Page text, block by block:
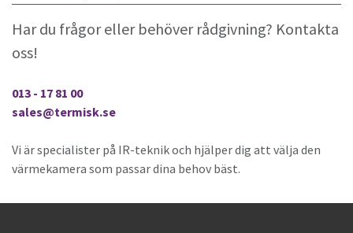
Har du frågor eller behöver rådgivning? Kontakta
oss!
013 - 17 81 00
sales@termisk.se
Vi är specialister på IR-teknik och hjälper dig att välja den
värmekamera som passar dina behov bäst.